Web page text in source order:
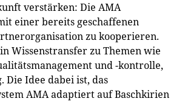
verstärken: Die AMA
einer bereits geschaffenen
zu kooperieren.
Wissenstransfer zu Themen wie
und -kontrolle,
Idee dabei ist, das
AMA adaptiert auf Baschkirien